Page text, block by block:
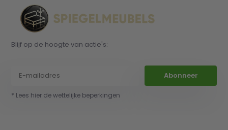
Blijf op de hoogte van actie's:
Abonneer
* Lees hier de wettelijke beperkingen